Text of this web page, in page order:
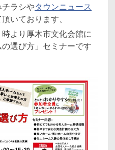
チラシやタウンニュース
いております、
より厚木市文化会館に
選び方」セミナーです